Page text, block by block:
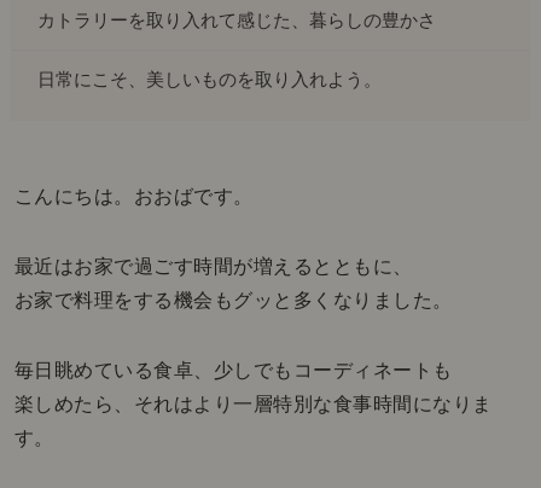
こんにちは。おおばです。
最近はお家で過ごす時間が増えるとともに、
お家で料理をする機会もグッと多くなりました。
毎日眺めている食卓、少しでもコーディネートも
楽しめたら、それはより一層特別な食事時間になりま
す。
カトラリーを取り入れて感じた、暮らしの豊かさ
日常にこそ、美しいものを取り入れよう。